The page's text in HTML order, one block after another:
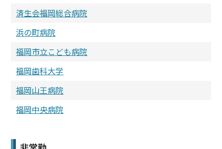
済生会福岡総合病院
浜の町病院
福岡市立こども病院
福岡歯科大学
福岡山王病院
福岡中央病院